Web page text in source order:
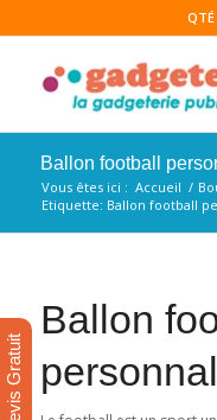
QTÉ
Ballon football
Vous êtes ici : Accueil /
Etiquette: Ballon football
Ballon
Devis Gratuit